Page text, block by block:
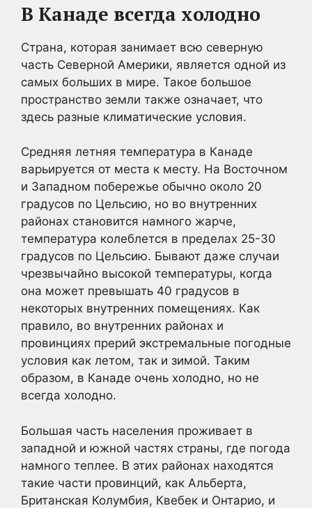
В Канаде всегда холодно
Страна, которая занимает всю северную
часть Северной Америки, является одной из
самых больших в мире. Такое большое
пространство земли также означает, что
здесь разные климатические условия.
Средняя летняя температура в Канаде
варьируется от места к месту. На Восточном
и Западном побережье обычно около 20
градусов по Цельсию, но во внутренних
районах становится намного жарче,
температура колеблется в пределах 25-30
градусов по Цельсию. Бывают даже случаи
чрезвычайно высокой температуры, когда
она может превышать 40 градусов в
некоторых внутренних помещениях. Как
правило, во внутренних районах и
провинциях прерий экстремальные погодные
условия как летом, так и зимой. Таким
образом, в Канаде очень холодно, но не
всегда холодно.
Большая часть населения проживает в
западной и южной частях страны, где погода
намного теплее. В этих районах находятся
такие части провинций, как Альберта,
Британская Колумбия, Квебек и Онтарио, и